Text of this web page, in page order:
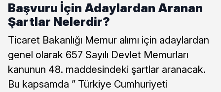
Başvuru İçin Adaylardan Aranan
Şartlar Nelerdir?
Ticaret Bakanlığı Memur alımı için adaylardan
genel olarak 657 Sayılı Devlet Memurları
kanunun 48. maddesindeki şartlar aranacak.
Bu kapsamda ” Türkiye Cumhuriyeti